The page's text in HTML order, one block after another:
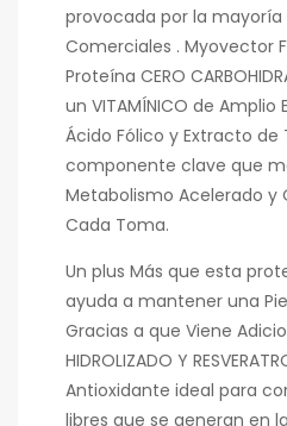
provocada por la mayoría
Comerciales . Myovector
Proteína CERO
un VITAMÍNICO de
Ácido Fólico y Extracto de
componente clave que
Metabolismo Acelerado y
Cada Toma.
Un plus Más que esta
ayuda a mantener una
Gracias a que Viene
HIDROLIZADO Y
Antioxidante ideal para
libres que se generan en